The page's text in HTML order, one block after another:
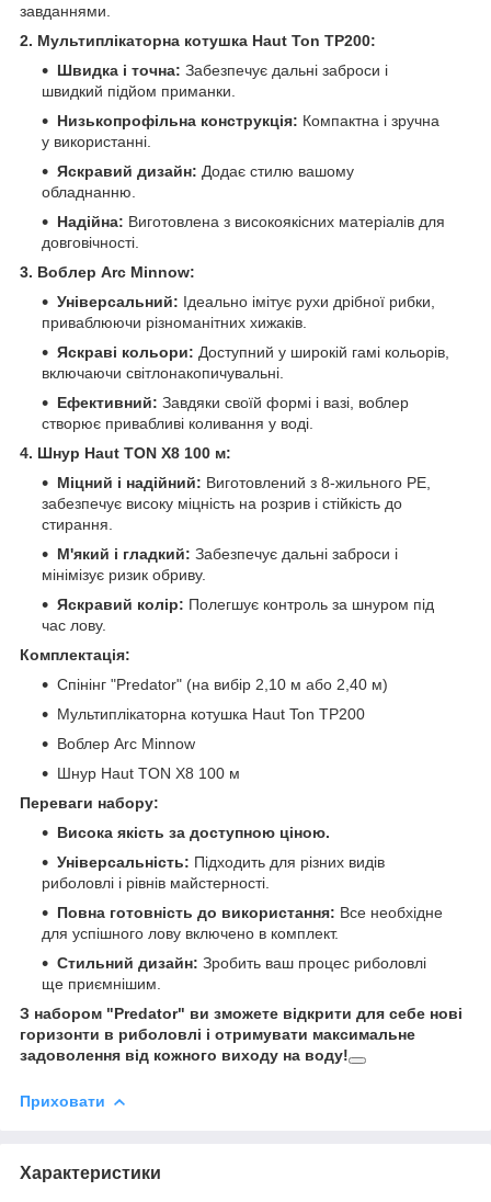
завданнями.
2. Мультиплікаторна котушка Haut Ton TP200:
Швидка і точна: Забезпечує дальні заброси і
швидкий підйом приманки.
Низькопрофільна конструкція: Компактна і зручна
у використанні.
Яскравий дизайн: Додає стилю вашому
обладнанню.
Надійна: Виготовлена з високоякісних матеріалів для
довговічності.
3. Воблер Arc Minnow:
Універсальний: Ідеально імітує рухи дрібної рибки,
приваблюючи різноманітних хижаків.
Яскраві кольори: Доступний у широкій гамі кольорів,
включаючи світлонакопичувальні.
Ефективний: Завдяки своїй формі і вазі, воблер
створює привабливі коливання у воді.
4. Шнур Haut TON X8 100 м:
Міцний і надійний: Виготовлений з 8-жильного PE,
забезпечує високу міцність на розрив і стійкість до
стирання.
М'який і гладкий: Забезпечує дальні заброси і
мінімізує ризик обриву.
Яскравий колір: Полегшує контроль за шнуром під
час лову.
Комплектація:
Спінінг "Predator" (на вибір 2,10 м або 2,40 м)
Мультиплікаторна котушка Haut Ton TP200
Воблер Arc Minnow
Шнур Haut TON X8 100 м
Переваги набору:
Висока якість за доступною ціною.
Універсальність: Підходить для різних видів
риболовлі і рівнів майстерності.
Повна готовність до використання: Все необхідне
для успішного лову включено в комплект.
Стильний дизайн: Зробить ваш процес риболовлі
ще приємнішим.
З набором "Predator" ви зможете відкрити для себе нові
горизонти в риболовлі і отримувати максимальне
задоволення від кожного виходу на воду!
Приховати
Характеристики